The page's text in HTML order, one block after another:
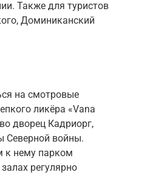
Также для туристов
Доминиканский
на смотровые
ликёра «Vana
дворец Кадриорг,
Северной войны.
к нему парком
регулярно